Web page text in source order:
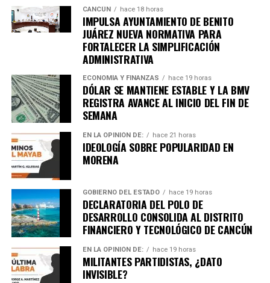
importantes de Quintana Roo directamente
en tu teléfono.
Unirme al canal de WhatsApp
CANCÚN hace 18 horas
IMPULSA AYUNTAMIENTO DE BENITO
JUÁREZ NUEVA NORMATIVA PARA
FORTALECER LA SIMPLIFICACIÓN
ADMINISTRATIVA
ECONOMÍA Y FINANZAS hace 19 horas
DÓLAR SE MANTIENE ESTABLE Y LA BMV
REGISTRA AVANCE AL INICIO DEL FIN DE
SEMANA
EN LA OPINIÓN DE: hace 21 horas
IDEOLOGÍA SOBRE POPULARIDAD EN
MORENA
GOBIERNO DEL ESTADO hace 19 horas
DECLARATORIA DEL POLO DE
DESARROLLO CONSOLIDA AL DISTRITO
FINANCIERO Y TECNOLÓGICO DE CANCÚN
EN LA OPINIÓN DE: hace 19 horas
MILITANTES PARTIDISTAS, ¿DATO
INVISIBLE?